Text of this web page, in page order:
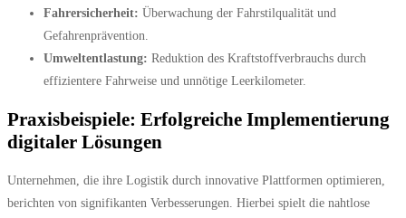
Fahrersicherheit: Überwachung der Fahrstilqualität und
Gefahrenprävention.
Umweltentlastung: Reduktion des Kraftstoffverbrauchs durch
effizientere Fahrweise und unnötige Leerkilometer.
Praxisbeispiele: Erfolgreiche Implementierung
digitaler Lösungen
Unternehmen, die ihre Logistik durch innovative Plattformen optimieren,
berichten von signifikanten Verbesserungen. Hierbei spielt die nahtlose